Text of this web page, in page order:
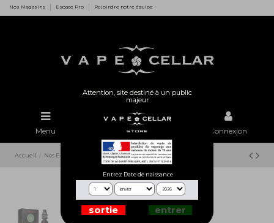
Attention, site destiné à un public
majeur
Entrez Date de naissance
Nos Magasins Espace Pro Rejoindre notre équipe
Menu Rechercher Connexion
Accueil Nos E-Liquides Vape Cellar L'absolv Green Goblin